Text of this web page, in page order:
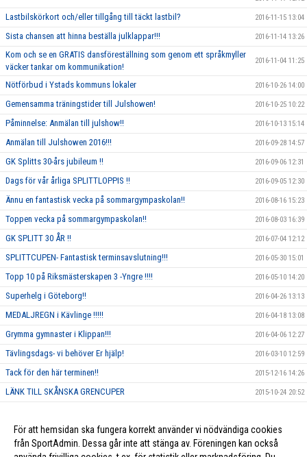
Lastbilskörkort och/eller tillgång till täckt lastbil? 2016-11-15 13:04
Sista chansen att hinna beställa julklappar!!! 2016-11-14 13:26
Kom och se en GRATIS dansföreställning som genom ett språkmyller
väcker tankar om kommunikation!
2016-11-04 11:25
Nötförbud i Ystads kommuns lokaler 2016-10-26 14:00
Gemensamma träningstider till Julshowen! 2016-10-25 10:22
Påminnelse: Anmälan till julshow!! 2016-10-13 15:14
Anmälan till Julshowen 2016!!! 2016-09-28 14:57
GK Splitts 30-års jubileum !! 2016-09-06 12:31
Dags för vår årliga SPLITTLOPPIS !! 2016-09-05 12:30
Ännu en fantastisk vecka på sommargympaskolan!! 2016-08-16 15:23
Toppen vecka på sommargympaskolan!! 2016-08-03 16:39
GK SPLITT 30 ÅR !! 2016-07-04 12:12
SPLITTCUPEN- Fantastisk terminsavslutning!!! 2016-05-30 15:01
Topp 10 på Riksmästerskapen 3 -Yngre !!!! 2016-05-10 14:20
Superhelg i Göteborg!! 2016-04-26 13:13
MEDALJREGN i Kävlinge !!!!! 2016-04-18 13:08
Grymma gymnaster i Klippan!!! 2016-04-06 12:27
Tävlingsdags- vi behöver Er hjälp! 2016-03-10 12:59
Tack för den här terminen!! 2015-12-16 14:26
LÄNK TILL SKÅNSKA GRENCUPER 2015-10-24 20:52
Vi ska annordna en tävling, och behöver DIN hjälp!! 2015-09-10 13:26
För att hemsidan ska fungera korrekt använder vi nödvändiga cookies
från SportAdmin. Dessa går inte att stänga av. Föreningen kan också